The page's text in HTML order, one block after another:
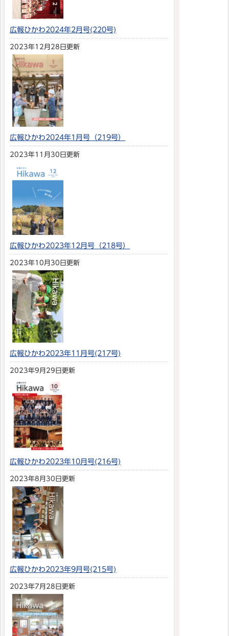
広報ひかわ2024年2月号(220号)
2023年12月28日更新
広報ひかわ2024年1月号（219号）
2023年11月30日更新
広報ひかわ2023年12月号（218号）
2023年10月30日更新
広報ひかわ2023年11月号(217号)
2023年9月29日更新
広報ひかわ2023年10月号(216号)
2023年8月30日更新
広報ひかわ2023年9月号(215号)
2023年7月28日更新